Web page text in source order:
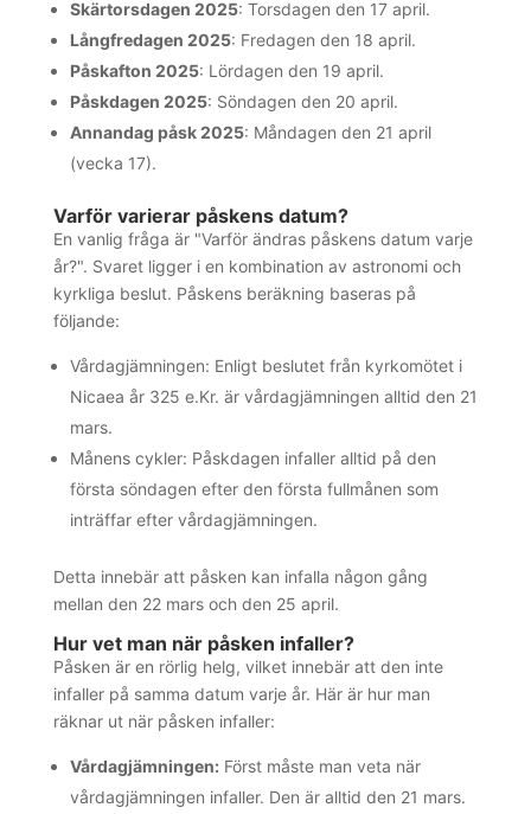
Skärtorsdagen 2025: Torsdagen den 17 april.
Långfredagen 2025: Fredagen den 18 april.
Påskafton 2025: Lördagen den 19 april.
Påskdagen 2025: Söndagen den 20 april.
Annandag påsk 2025: Måndagen den 21 april
(vecka 17).
Varför varierar påskens datum?
En vanlig fråga är "Varför ändras påskens datum varje
år?". Svaret ligger i en kombination av astronomi och
kyrkliga beslut. Påskens beräkning baseras på
följande:
Vårdagjämningen: Enligt beslutet från kyrkomötet i
Nicaea år 325 e.Kr. är vårdagjämningen alltid den 21
mars.
Månens cykler: Påskdagen infaller alltid på den
första söndagen efter den första fullmånen som
inträffar efter vårdagjämningen.
Detta innebär att påsken kan infalla någon gång
mellan den 22 mars och den 25 april.
Hur vet man när påsken infaller?
Påsken är en rörlig helg, vilket innebär att den inte
infaller på samma datum varje år. Här är hur man
räknar ut när påsken infaller:
Vårdagjämningen:Först måste man veta när
vårdagjämningen infaller. Den är alltid den 21 mars.